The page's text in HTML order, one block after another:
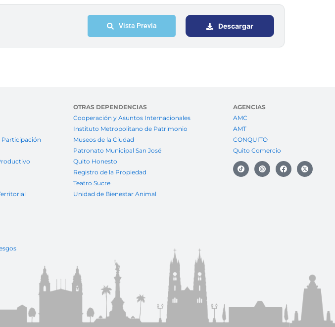
Vista Previa Descargar
OTRAS DEPENDENCIAS
Cooperación y Asuntos Internacionales
Instituto Metropolitano de Patrimonio
Museos de la Ciudad
Patronato Municipal San José
Quito Honesto
Registro de la Propiedad
Teatro Sucre
Unidad de Bienestar Animal
AGENCIAS
AMC
AMT
CONQUITO
Quito Comercio